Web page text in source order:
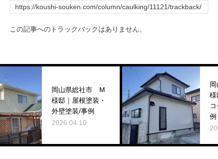
この記事へのトラックバックはありません。
岡山県総社市 M
様邸｜屋根塗装・
外壁塗装/事例
2026.04.10
岡山県倉敷
様邸｜外壁塗
コーキング工
2025.12.28